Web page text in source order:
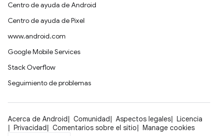
Centro de ayuda de Android
Centro de ayuda de Pixel
www.android.com
Google Mobile Services
Stack Overflow
Seguimiento de problemas
Acerca de Android Comunidad Aspectos legales
Licencia
Privacidad
Comentarios sobre el sitio Manage cookies